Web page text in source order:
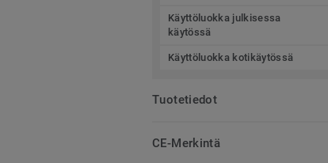
Käyttöluokka julkisessa
käytössä
Käyttöluokka kotikäytössä
Tuotetiedot
CE-Merkintä